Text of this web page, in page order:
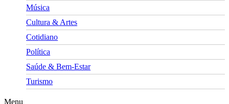
Música
Cultura & Artes
Cotidiano
Política
Saúde & Bem-Estar
Turismo
Menu